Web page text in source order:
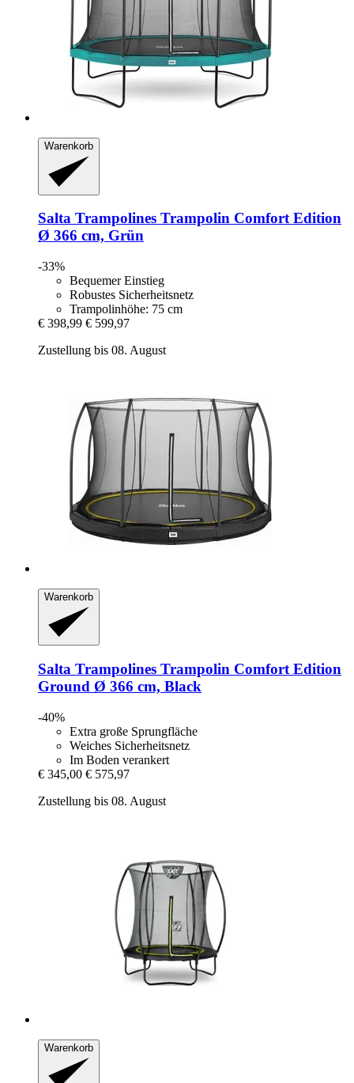
Warenkorb
Salta Trampolines Trampolin Comfort Edition
Ø 366 cm, Grün
-33%
Bequemer Einstieg
Robustes Sicherheitsnetz
Trampolinhöhe: 75 cm
€ 398,99 € 599,97
Zustellung bis 08. August
Warenkorb
Salta Trampolines Trampolin Comfort Edition
Ground Ø 366 cm, Black
-40%
Extra große Sprungfläche
Weiches Sicherheitsnetz
Im Boden verankert
€ 345,00 € 575,97
Zustellung bis 08. August
Warenkorb